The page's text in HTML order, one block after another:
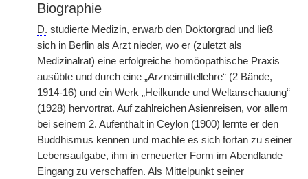
Biographie
D. studierte Medizin, erwarb den Doktorgrad und ließ
sich in Berlin als Arzt nieder, wo er (zuletzt als
Medizinalrat) eine erfolgreiche homöopathische Praxis
ausübte und durch eine „Arzneimittellehre“ (2 Bände,
1914-16) und ein Werk „Heilkunde und Weltanschauung“
(1928) hervortrat. Auf zahlreichen Asienreisen, vor allem
bei seinem 2. Aufenthalt in Ceylon (1900) lernte er den
Buddhismus kennen und machte es sich fortan zu seiner
Lebensaufgabe, ihm in erneuerter Form im Abendlande
Eingang zu verschaffen. Als Mittelpunkt seiner